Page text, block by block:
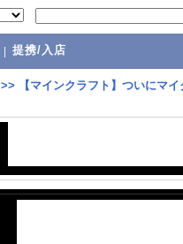
提携/入店
>>
【マインクラフト】ついにマ